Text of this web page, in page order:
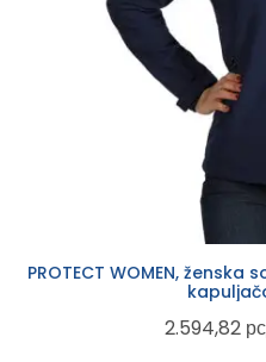
PROTECT WOMEN,
2.594,82